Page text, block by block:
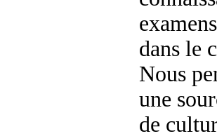
dans le
Nous
une
de